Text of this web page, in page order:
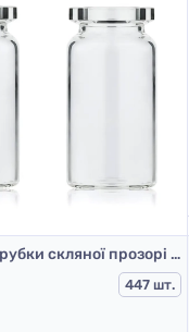
Флакони із трубки скляної прозорі для Л-П 5 мл, BL (320 шт. упаковка)
447 шт.